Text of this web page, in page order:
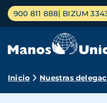
Pasar
contenido
Menú
principal
900 811 888 BIZUM
Ruta
Inicio Nuestras